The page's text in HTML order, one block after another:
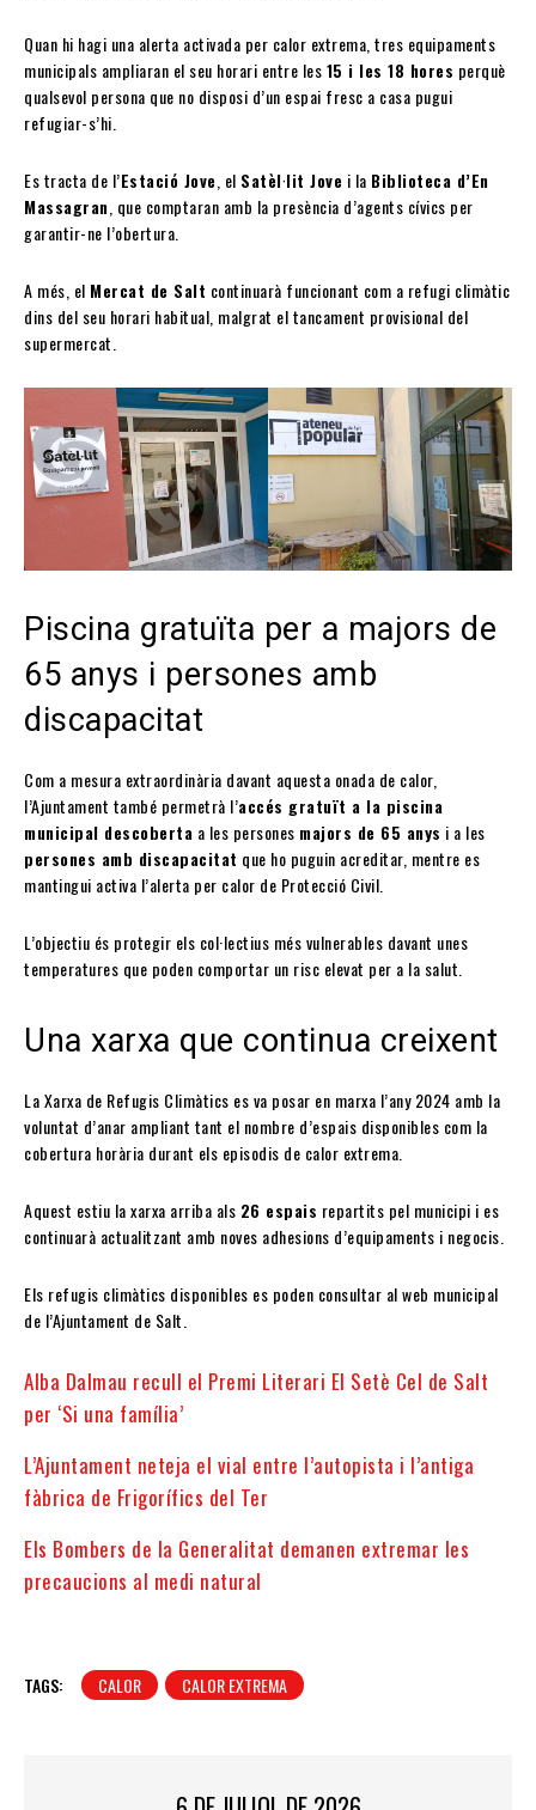
Quan hi hagi una alerta activada per calor extrema, tres equipaments
municipals ampliaran el seu horari entre les15 i les 18 hores perquè
qualsevol persona que no disposi d’un espai fresc a casa pugui
refugiar-s’hi.
Es tracta de l’Estació Jove, el Satèl·lit Jove i la Biblioteca d’En
Massagran, que comptaran amb la presència d’agents cívics per
garantir-ne l’obertura.
A més, el Mercat de Salt continuarà funcionant com a refugi climàtic
dins del seu horari habitual, malgrat el tancament provisional del
supermercat.
Piscina gratuïta per a majors de
65 anys i persones amb
discapacitat
Com a mesura extraordinària davant aquesta onada de calor,
l’Ajuntament també permetrà l’accés gratuït a la piscina
municipal descoberta a les persones majors de 65 anys i a les
persones amb discapacitat que ho puguin acreditar, mentre es
mantingui activa l’alerta per calor de Protecció Civil.
L’objectiu és protegir els col·lectius més vulnerables davant unes
temperatures que poden comportar un risc elevat per a la salut.
Una xarxa que continua creixent
La Xarxa de Refugis Climàtics es va posar en marxa l’any 2024 amb la
voluntat d’anar ampliant tant el nombre d’espais disponibles com la
cobertura horària durant els episodis de calor extrema.
Aquest estiu la xarxa arriba als 26 espais repartits pel municipi i es
continuarà actualitzant amb noves adhesions d’equipaments i negocis.
Els refugis climàtics disponibles es poden consultar al web municipal
de l’Ajuntament de Salt.
Alba Dalmau recull el Premi Literari El Setè Cel de Salt
per ‘Si una família’
L’Ajuntament neteja el vial entre l’autopista i l’antiga
fàbrica de Frigorífics del Ter
Els Bombers de la Generalitat demanen extremar les
precaucions al medi natural
TAGS: CALOR CALOR EXTREMA